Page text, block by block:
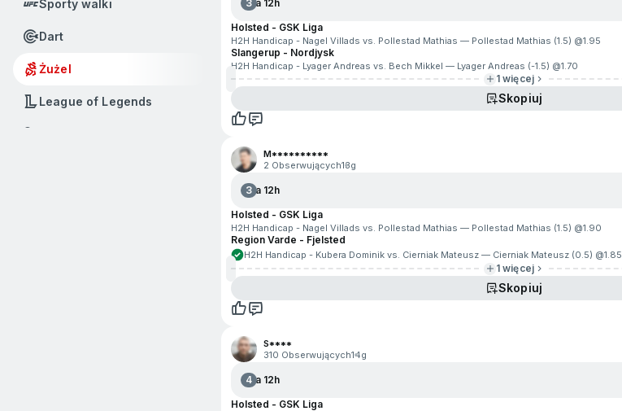
Sporty walki
Dart
Żużel
League of Legends
3Za 12h
Holsted - GSK Liga
H2H Handicap - Nagel Villads vs. Pollestad Mathias — Pollestad Mathias (1.5) @1.95
Slangerup - Nordjysk
H2H Handicap - Lyager Andreas vs. Bech Mikkel — Lyager Andreas (-1.5) @1.70
1 więcej
Skopiuj
M**********
2 Obserwujących13g
3Za 12h
Holsted - GSK Liga
H2H Handicap - Nagel Villads vs. Pollestad Mathias — Pollestad Mathias (1.5) @1.90
Region Varde - Fjelsted
H2H Handicap - Kubera Dominik vs. Cierniak Mateusz — Cierniak Mateusz (0.5) @1.85
1 więcej
Skopiuj
S****
310 Obserwujących14g
4Za 12h
Holsted - GSK Liga